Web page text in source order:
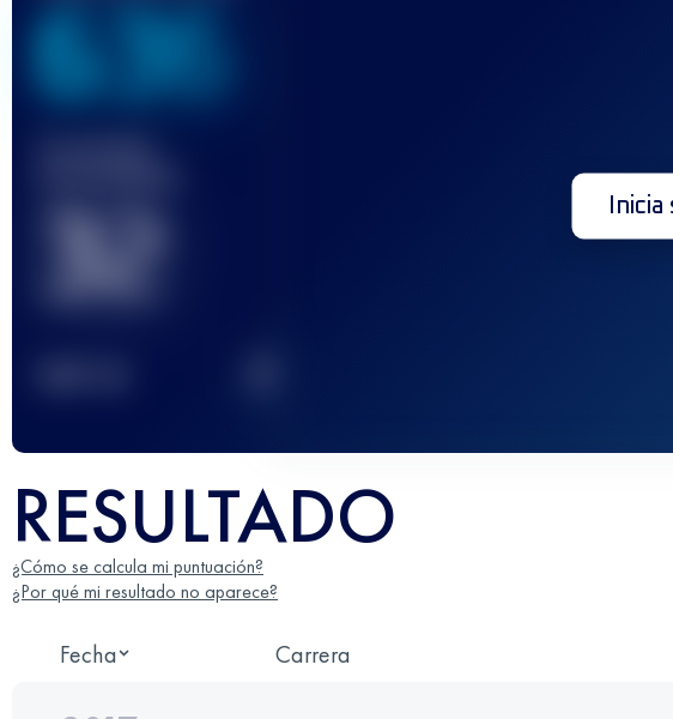
636
32
RESULTADO
¿Cómo se calcula mi puntuación?
¿Por qué mi resultado no aparece?
Fecha Carrera